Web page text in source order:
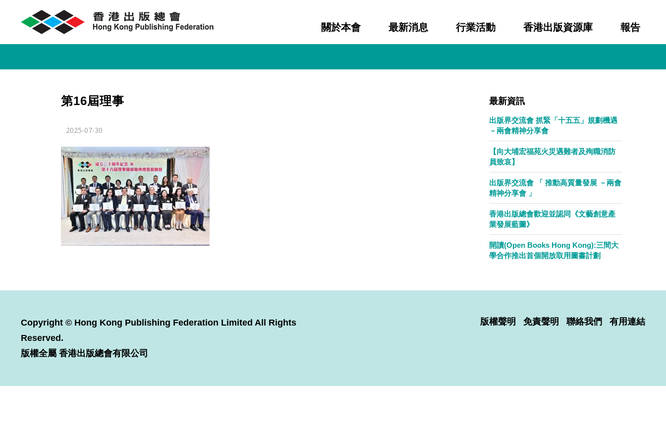
關於本會 最新消息 行業活動 香港出版資源庫 報告
第16屆理事
2025-07-30
最新資訊
出版界交流會 抓緊「十五五」規劃機遇
－兩會精神分享會
【向大埔宏福苑火災遇難者及殉職消防
員致哀】
出版界交流會 「 推動高質量發展 －兩會
精神分享會 」
香港出版總會歡迎並認同《文藝創意產
業發展藍圖》
開讀(Open Books Hong Kong):三間大
學合作推出首個開放取用圖書計劃
Copyright © Hong Kong Publishing Federation Limited All Rights
Reserved.
版權全屬 香港出版總會有限公司
版權聲明 免責聲明 聯絡我們 有用連結